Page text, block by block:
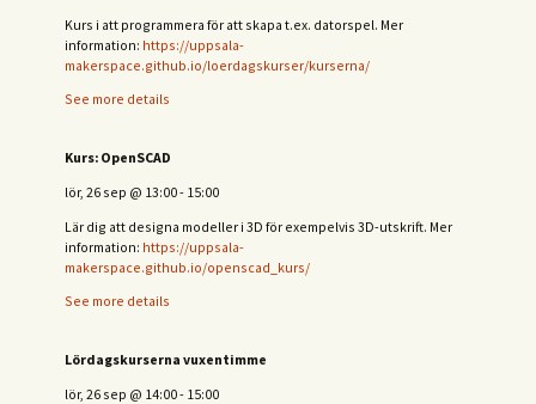
Kurs i att programmera för att skapa t.ex. datorspel. Mer
information: https://uppsala-
makerspace.github.io/loerdagskurser/kurserna/
See more details
Kurs: OpenSCAD
lör, 26 sep @ 13:00- 15:00
Lär dig att designa modeller i 3D för exempelvis 3D-utskrift. Mer
information: https://uppsala-
makerspace.github.io/openscad_kurs/
See more details
Lördagskurserna vuxentimme
lör, 26 sep @ 14:00- 15:00